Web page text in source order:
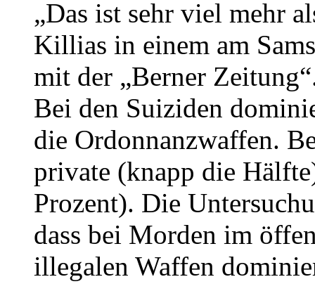
„Das ist sehr viel mehr
Killias in einem am
mit der „Berner
Bei den Suiziden
die Ordonnanzwaffen.
private (knapp die
Prozent). Die
dass bei Morden im
illegalen Waffen